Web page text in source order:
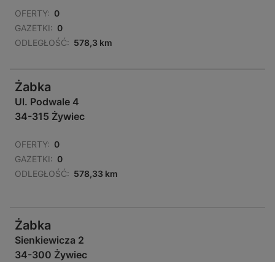
OFERTY: 0
GAZETKI: 0
ODLEGŁOŚĆ: 578,3 km
Żabka
Ul. Podwale 4
34-315 Żywiec
OFERTY: 0
GAZETKI: 0
ODLEGŁOŚĆ: 578,33 km
Żabka
Sienkiewicza 2
34-300 Żywiec